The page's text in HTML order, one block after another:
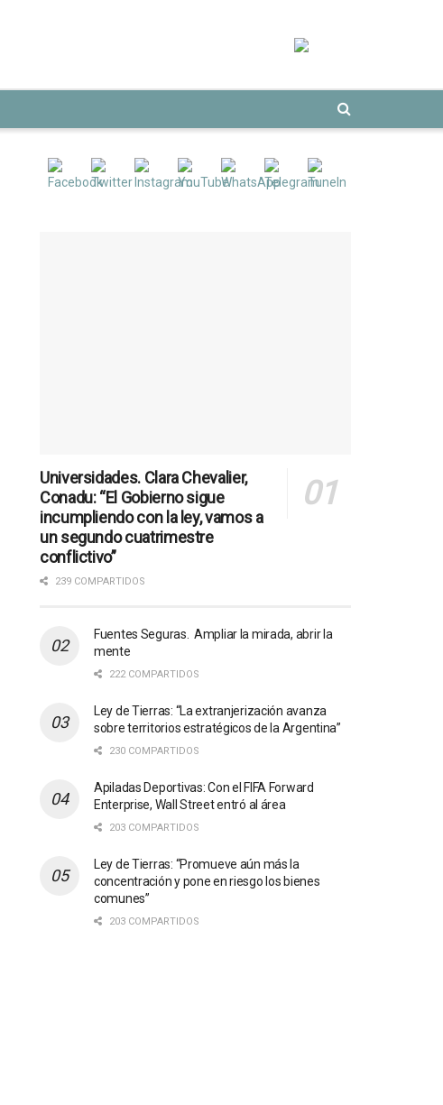
Universidades. Clara Chevalier,
Conadu: “El Gobierno sigue
incumpliendo con la ley, vamos a
un segundo cuatrimestre
conflictivo”
239 COMPARTIDOS
Fuentes Seguras. Ampliar la mirada, abrir la
mente
222 COMPARTIDOS
Ley de Tierras: “La extranjerización avanza
sobre territorios estratégicos de la Argentina”
230 COMPARTIDOS
Apiladas Deportivas: Con el FIFA Forward
Enterprise, Wall Street entró al área
203 COMPARTIDOS
Ley de Tierras: “Promueve aún más la
concentración y pone en riesgo los bienes
comunes”
203 COMPARTIDOS